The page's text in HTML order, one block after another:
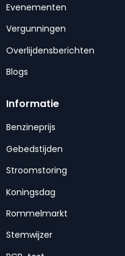
Evenementen
Vergunningen
Overlijdensberichten
Blogs
Informatie
Benzineprijs
Gebedstijden
Stroomstoring
Koningsdag
Rommelmarkt
Stemwijzer